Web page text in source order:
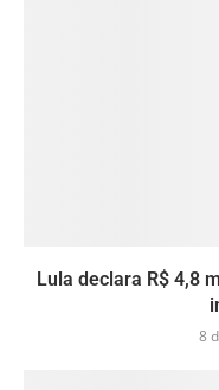
Lula declara R$ 4,8
8